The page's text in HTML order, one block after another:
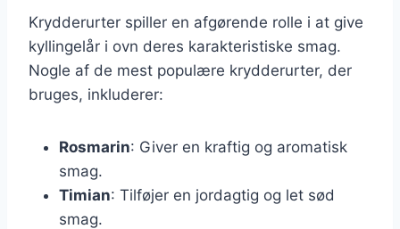
Krydderurter spiller en afgørende rolle i at give
kyllingelår i ovn deres karakteristiske smag.
Nogle af de mest populære krydderurter, der
bruges, inkluderer:
Rosmarin: Giver en kraftig og aromatisk
smag.
Timian: Tilføjer en jordagtig og let sød
smag.